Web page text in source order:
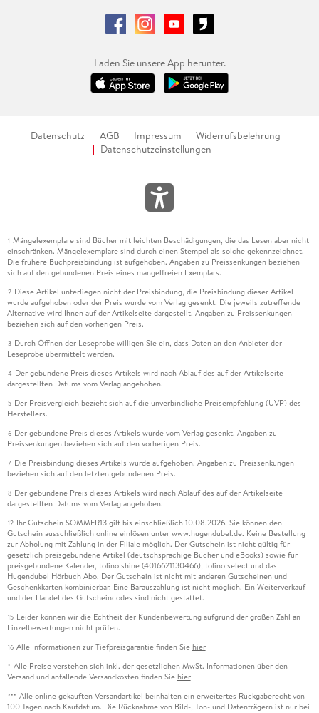
Laden Sie unsere App herunter.
Datenschutz AGB Impressum
Widerrufsbelehrung
Datenschutzeinstellungen
1 Mängelexemplare sind Bücher mit leichten Beschädigungen, die das Lesen aber nicht
einschränken. Mängelexemplare sind durch einen Stempel als solche gekennzeichnet.
Die frühere Buchpreisbindung ist aufgehoben. Angaben zu Preissenkungen beziehen
sich auf den gebundenen Preis eines mangelfreien Exemplars.
2 Diese Artikel unterliegen nicht der Preisbindung, die Preisbindung dieser Artikel
wurde aufgehoben oder der Preis wurde vom Verlag gesenkt. Die jeweils zutreffende
Alternative wird Ihnen auf der Artikelseite dargestellt. Angaben zu Preissenkungen
beziehen sich auf den vorherigen Preis.
3 Durch Öffnen der Leseprobe willigen Sie ein, dass Daten an den Anbieter der
Leseprobe übermittelt werden.
4 Der gebundene Preis dieses Artikels wird nach Ablauf des auf der Artikelseite
dargestellten Datums vom Verlag angehoben.
5 Der Preisvergleich bezieht sich auf die unverbindliche Preisempfehlung (UVP) des
Herstellers.
6 Der gebundene Preis dieses Artikels wurde vom Verlag gesenkt. Angaben zu
Preissenkungen beziehen sich auf den vorherigen Preis.
7 Die Preisbindung dieses Artikels wurde aufgehoben. Angaben zu Preissenkungen
beziehen sich auf den letzten gebundenen Preis.
8 Der gebundene Preis dieses Artikels wird nach Ablauf des auf der Artikelseite
dargestellten Datums vom Verlag angehoben.
12 Ihr Gutschein SOMMER13 gilt bis einschließlich 10.08.2026. Sie können den
Gutschein ausschließlich online einlösen unter www.hugendubel.de. Keine Bestellung
zur Abholung mit Zahlung in der Filiale möglich. Der Gutschein ist nicht gültig für
gesetzlich preisgebundene Artikel (deutschsprachige Bücher und eBooks) sowie für
preisgebundene Kalender, tolino shine (4016621130466), tolino select und das
Hugendubel Hörbuch Abo. Der Gutschein ist nicht mit anderen Gutscheinen und
Geschenkkarten kombinierbar. Eine Barauszahlung ist nicht möglich. Ein Weiterverkauf
und der Handel des Gutscheincodes sind nicht gestattet.
15 Leider können wir die Echtheit der Kundenbewertung aufgrund der großen Zahl an
Einzelbewertungen nicht prüfen.
16 Alle Informationen zur Tiefpreisgarantie finden Sie hier
* Alle Preise verstehen sich inkl. der gesetzlichen MwSt. Informationen über den
Versand und anfallende Versandkosten finden Sie hier
*** Alle online gekauften Versandartikel beinhalten ein erweitertes Rückgaberecht von
100 Tagen nach Kaufdatum. Die Rücknahme von Bild-, Ton- und Datenträgern ist nur bei